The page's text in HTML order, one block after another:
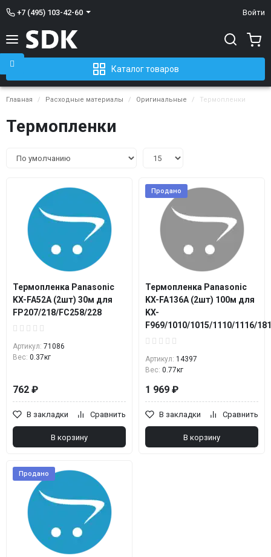
+7 (495) 103-42-60 Войти
Каталог товаров
Главная Расходные материалы Оригинальные Термопленки
Термопленки
Термопленка Panasonic
KX-FA52A (2шт) 30м для
FP207/218/FC258/228
Артикул: 71086
Вес: 0.37кг
762 ₽
В закладки Сравнить
В корзину
Продано
Термопленка Panasonic
KX-FA136A (2шт) 100м для
KX-
F969/1010/1015/1110/1116/
Артикул: 14397
Вес: 0.77кг
1 969 ₽
В закладки Сравнить
В корзину
Продано